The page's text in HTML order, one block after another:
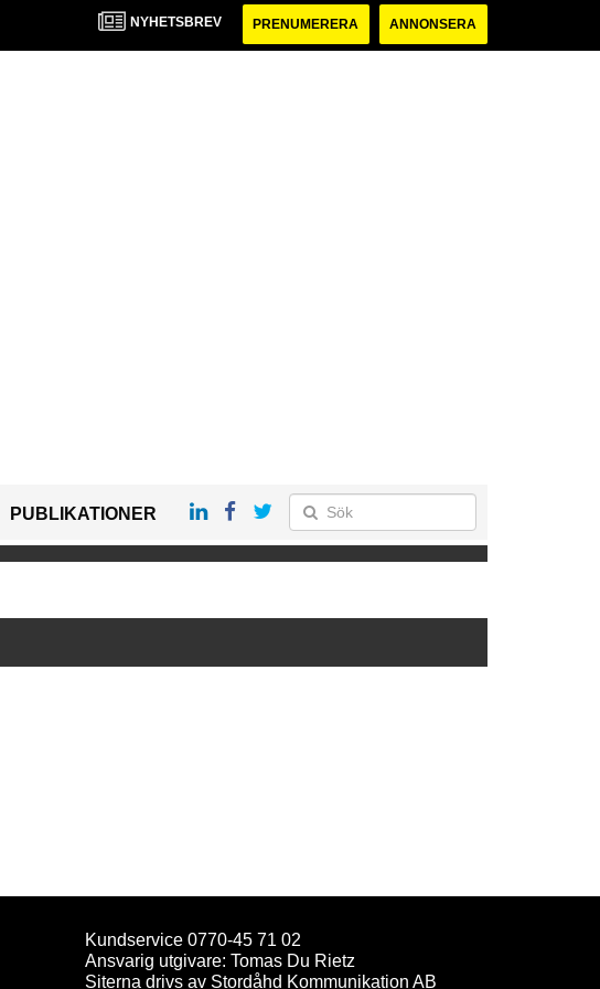
NYHETSBREV PRENUMERERA ANNONSERA
PUBLIKATIONER
Kundservice 0770-45 71 02
Ansvarig utgivare: Tomas Du Rietz
Siterna drivs av Stordåhd Kommunikation AB